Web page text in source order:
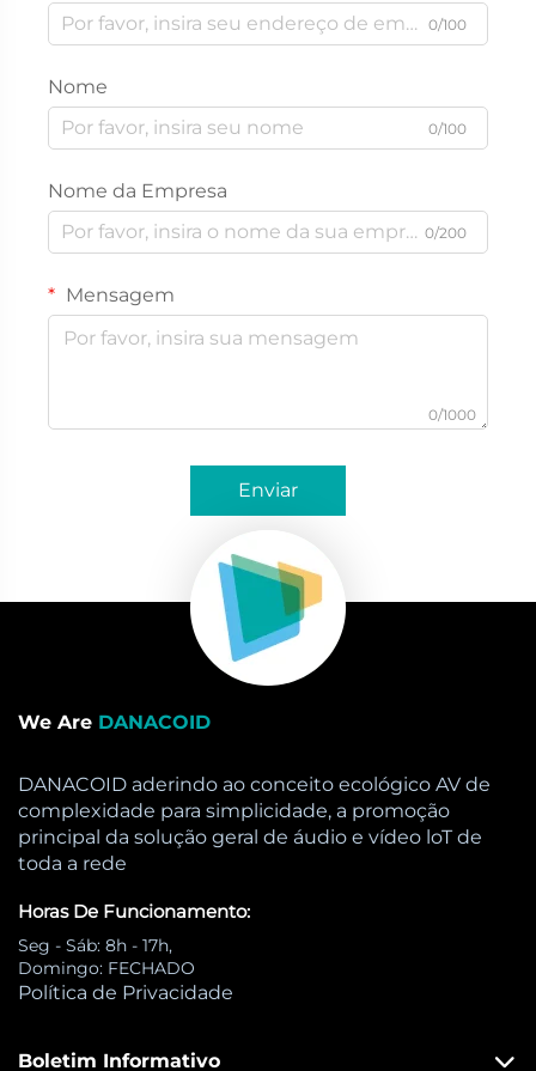
0/100
Nome
0/100
Nome da Empresa
0/200
Mensagem
0/1000
Enviar
We Are DANACOID
DANACOID aderindo ao conceito ecológico AV de
complexidade para simplicidade, a promoção
principal da solução geral de áudio e vídeo loT de
toda a rede
Horas De Funcionamento:
Seg - Sáb: 8h - 17h,
Domingo: FECHADO
Política de Privacidade
Boletim Informativo